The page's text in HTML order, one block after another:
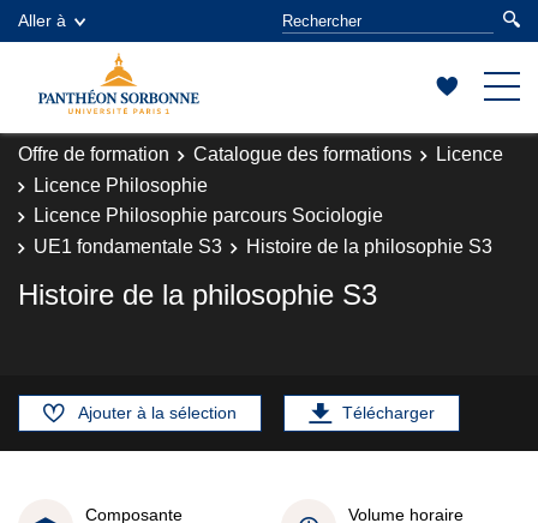
Aller à
Offre de formation Catalogue des formations
Licence
Licence Philosophie
Licence Philosophie parcours Sociologie
UE1 fondamentale S3
Histoire de la philosophie S3
Histoire de la philosophie S3
Ajouter à la sélection Télécharger
Composante
Volume horaire